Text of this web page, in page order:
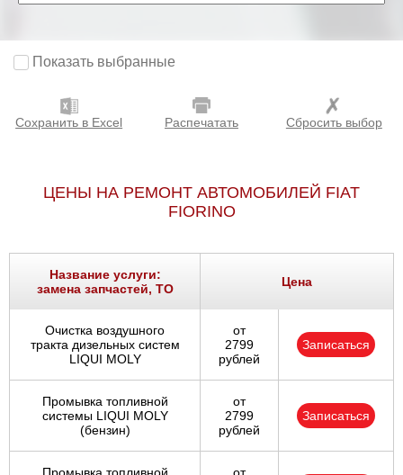
Показать выбранные
Сохранить в Excel Распечатать Сбросить выбор
ЦЕНЫ НА РЕМОНТ АВТОМОБИЛЕЙ FIAT
FIORINO
Название услуги:
замена запчастей, ТО
Цена
Очистка воздушного
тракта дизельных систем
LIQUI MOLY
от
2799
рублей
Записаться
Промывка топливной
системы LIQUI MOLY
(бензин)
от
2799
рублей
Записаться